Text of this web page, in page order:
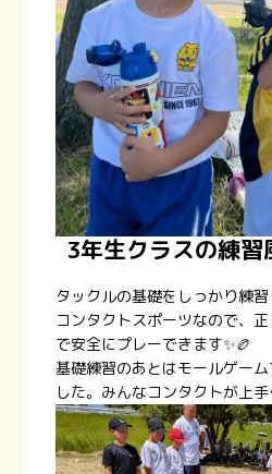
3年生クラスの練習
タックルの基礎をしっかり練
コンタクトスポーツなので、
で安全にプレーできます✨🏉
基礎練習のあとはモールゲー
した。みんなコンタクトが上